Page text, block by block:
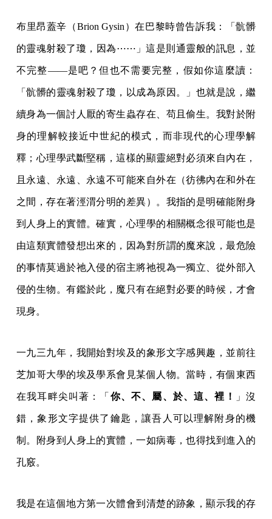
布里昂蓋辛（Brion Gysin）在巴黎時曾告訴我：「骯髒
的靈魂射殺了瓊，因為⋯⋯」這是則通靈般的訊息，並
不完整——是吧？但也不需要完整，假如你這麼讀：
「骯髒的靈魂射殺了瓊，以成為原因。」也就是說，繼
續身為一個討人厭的寄生蟲存在、苟且偷生。我對於附
身的理解較接近中世紀的模式，而非現代的心理學解
釋；心理學武斷堅稱，這樣的顯靈絕對必須來自內在，
且永遠、永遠、永遠不可能來自外在（彷彿內在和外在
之間，存在著涇渭分明的差異）。我指的是明確能附身
到人身上的實體。確實，心理學的相關概念很可能也是
由這類實體發想出來的，因為對所謂的魔來說，最危險
的事情莫過於祂入侵的宿主將祂視為一獨立、從外部入
侵的生物。有鑑於此，魔只有在絕對必要的時候，才會
現身。
一九三九年，我開始對埃及的象形文字感興趣，並前往
芝加哥大學的埃及學系會見某個人物。當時，有個東西
在我耳畔尖叫著：「 你、不、屬、於、這、裡！ 」沒
錯，象形文字提供了鑰匙，讓吾人可以理解附身的機
制。附身到人身上的實體，一如病毒，也得找到進入的
孔竅。
我是在這個地方第一次體會到清楚的跡象，顯示我的存